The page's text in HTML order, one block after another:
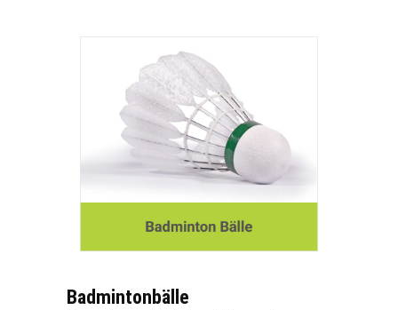
Badmintonbälle